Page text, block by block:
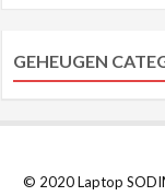
GEHEUGEN
© 2020 Laptop